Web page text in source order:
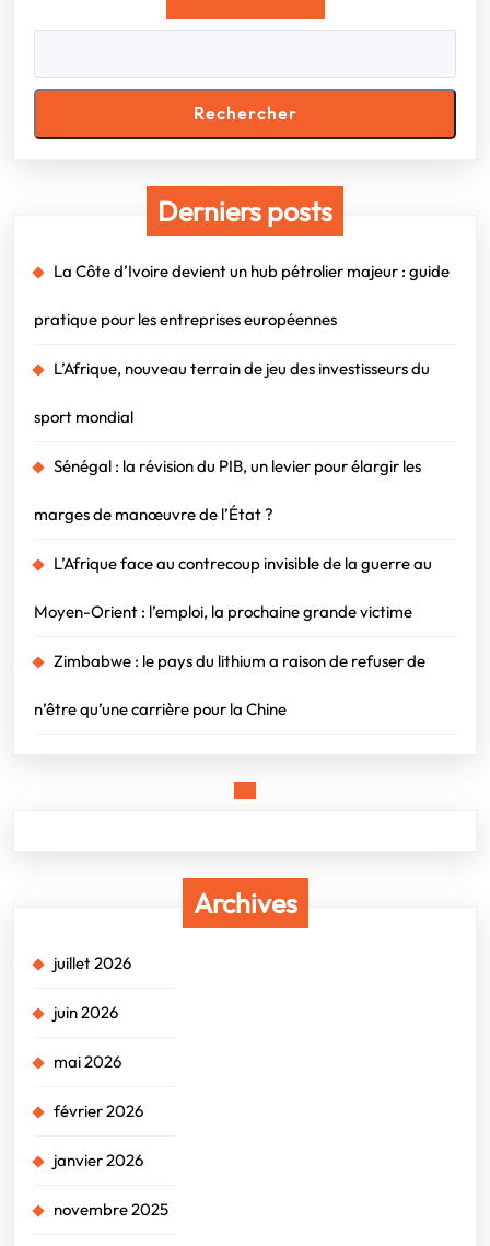
Rechercher
Derniers posts
La Côte d’Ivoire devient un hub pétrolier majeur : guide
pratique pour les entreprises européennes
L’Afrique, nouveau terrain de jeu des investisseurs du
sport mondial
Sénégal : la révision du PIB, un levier pour élargir les
marges de manœuvre de l’État ?
L’Afrique face au contrecoup invisible de la guerre au
Moyen-Orient : l’emploi, la prochaine grande victime
Zimbabwe : le pays du lithium a raison de refuser de
n’être qu’une carrière pour la Chine
Archives
juillet 2026
juin 2026
mai 2026
février 2026
janvier 2026
novembre 2025